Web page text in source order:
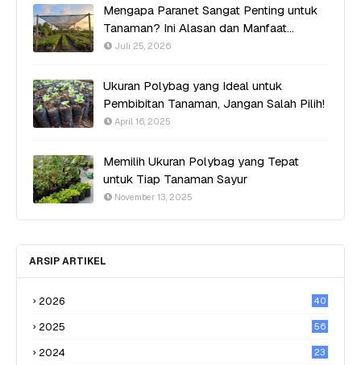
Mengapa Paranet Sangat Penting untuk
Tanaman? Ini Alasan dan Manfaat
Utamanya
Juli 25, 2026
Ukuran Polybag yang Ideal untuk
Pembibitan Tanaman, Jangan Salah Pilih!
April 16, 2025
Memilih Ukuran Polybag yang Tepat
untuk Tiap Tanaman Sayur
November 13, 2025
ARSIP ARTIKEL
2026 40
2025 56
2024 23